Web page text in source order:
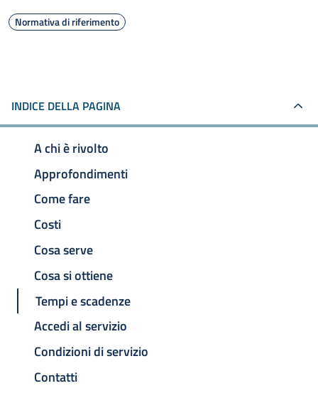
Normativa di riferimento
INDICE DELLA PAGINA
A chi è rivolto
Approfondimenti
Come fare
Costi
Cosa serve
Cosa si ottiene
Tempi e scadenze
Accedi al servizio
Condizioni di servizio
Contatti